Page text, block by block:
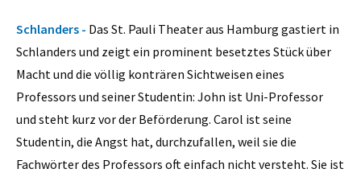
Schlanders - Das St. Pauli Theater aus Hamburg gastiert in
Schlanders und zeigt ein prominent besetztes Stück über
Macht und die völlig konträren Sichtweisen eines
Professors und seiner Studentin: John ist Uni-Professor
und steht kurz vor der Beförderung. Carol ist seine
Studentin, die Angst hat, durchzufallen, weil sie die
Fachwörter des Professors oft einfach nicht versteht. Sie ist